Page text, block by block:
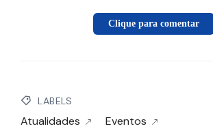
Clique para comentar
LABELS
Atualidades Eventos